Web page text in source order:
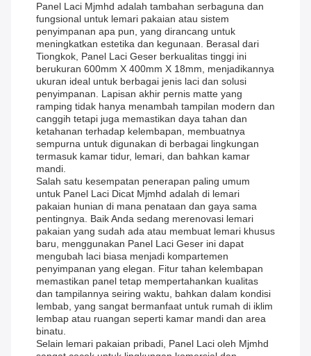
Panel Laci Mjmhd adalah tambahan serbaguna dan
fungsional untuk lemari pakaian atau sistem
penyimpanan apa pun, yang dirancang untuk
meningkatkan estetika dan kegunaan. Berasal dari
Tiongkok, Panel Laci Geser berkualitas tinggi ini
berukuran 600mm X 400mm X 18mm, menjadikannya
ukuran ideal untuk berbagai jenis laci dan solusi
penyimpanan. Lapisan akhir pernis matte yang
ramping tidak hanya menambah tampilan modern dan
canggih tetapi juga memastikan daya tahan dan
ketahanan terhadap kelembapan, membuatnya
sempurna untuk digunakan di berbagai lingkungan
termasuk kamar tidur, lemari, dan bahkan kamar
mandi.
Salah satu kesempatan penerapan paling umum
untuk Panel Laci Dicat Mjmhd adalah di lemari
pakaian hunian di mana penataan dan gaya sama
pentingnya. Baik Anda sedang merenovasi lemari
pakaian yang sudah ada atau membuat lemari khusus
baru, menggunakan Panel Laci Geser ini dapat
mengubah laci biasa menjadi kompartemen
penyimpanan yang elegan. Fitur tahan kelembapan
memastikan panel tetap mempertahankan kualitas
dan tampilannya seiring waktu, bahkan dalam kondisi
lembab, yang sangat bermanfaat untuk rumah di iklim
lembap atau ruangan seperti kamar mandi dan area
binatu.
Selain lemari pakaian pribadi, Panel Laci oleh Mjmhd